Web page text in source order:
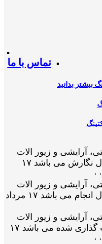
بیشتر بدانید
تماس با ما
آرایشی و زیور الات
برای شرکت الابیوتی در حال نگارش می باشد ۱۷
آرایشی و زیور الات
برای شرکت الابیوتی در حال انجام می باشد ۱۷ مرداد
آرایشی و زیور الات
برای شرکت الابیوتی قیمت گذاری شده می باشد ۱۷